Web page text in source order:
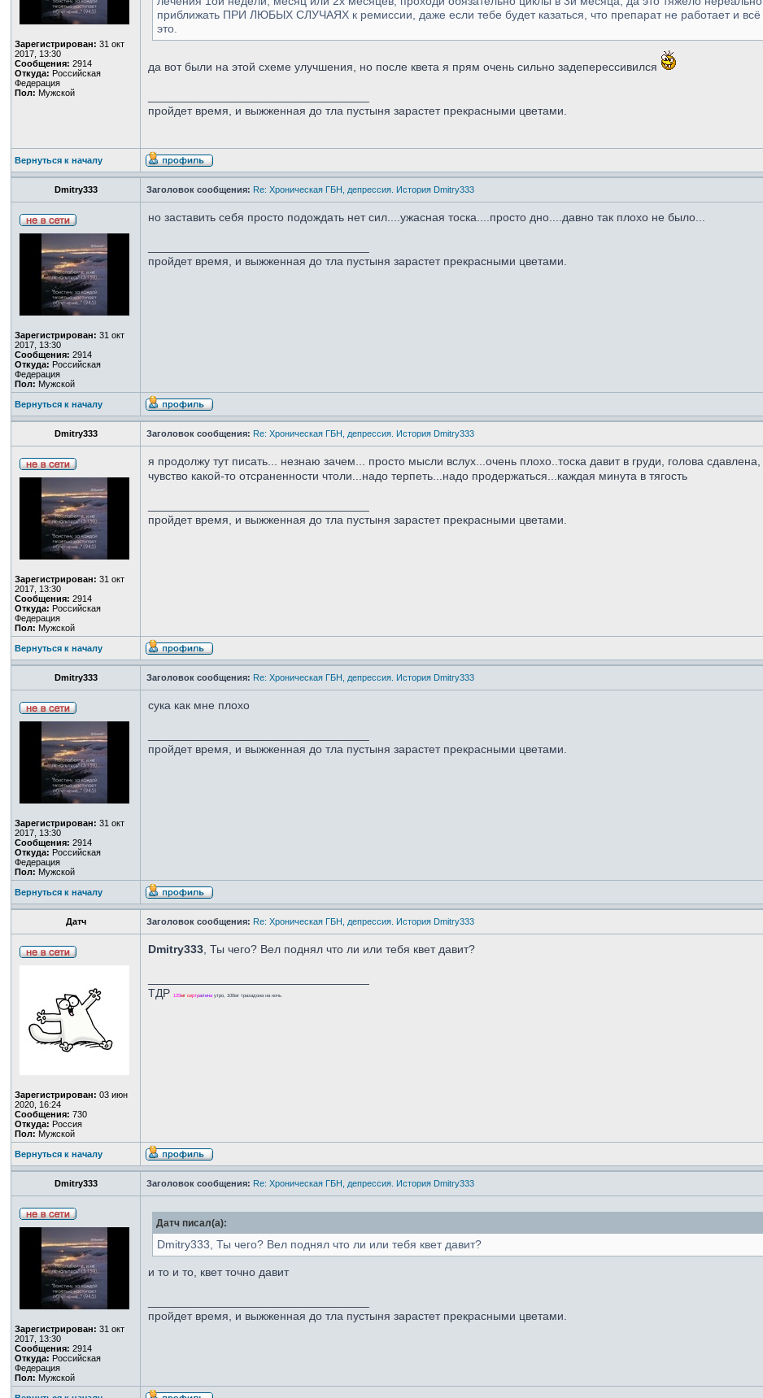
Зарегистрирован: 31 окт
2017, 13:30
Сообщения: 2914
Откуда: Российская
Федерация
Пол: Мужской
приближать ПРИ ЛЮБЫХ СЛУЧАЯХ к ремиссии, даже если тебе будет казаться, что препарат не работает и
это.
да вот были на этой схеме улучшения, но после квета я прям очень сильно задеперессивился
пройдет время, и выжженная до тла пустыня зарастет прекрасными цветами.
Вернуться к началу
Dmitry333 Заголовок сообщения: Re: Хроническая ГБН, депрессия. История Dmitry333
Зарегистрирован: 31 окт
2017, 13:30
Сообщения: 2914
Откуда: Российская
Федерация
Пол: Мужской
но заставить себя просто подождать нет сил....ужасная тоска....просто дно....давно так плохо не было...
пройдет время, и выжженная до тла пустыня зарастет прекрасными цветами.
Вернуться к началу
Dmitry333 Заголовок сообщения: Re: Хроническая ГБН, депрессия. История Dmitry333
Зарегистрирован: 31 окт
2017, 13:30
Сообщения: 2914
Откуда: Российская
Федерация
Пол: Мужской
я продолжу тут писать... незнаю зачем... просто мысли вслух...очень плохо..тоска давит в груди, голова
чувство какой-то отсраненности чтоли...надо терпеть...надо продержаться...каждая минута в тягость
пройдет время, и выжженная до тла пустыня зарастет прекрасными цветами.
Вернуться к началу
Dmitry333 Заголовок сообщения: Re: Хроническая ГБН, депрессия. История Dmitry333
Зарегистрирован: 31 окт
2017, 13:30
Сообщения: 2914
Откуда: Российская
Федерация
Пол: Мужской
сука как мне плохо
пройдет время, и выжженная до тла пустыня зарастет прекрасными цветами.
Вернуться к началу
Датч Заголовок сообщения: Re: Хроническая ГБН, депрессия. История Dmitry333
Зарегистрирован: 03 июн
2020, 16:24
Сообщения: 730
Откуда: Россия
Пол: Мужской
Dmitry333 , Ты чего? Вел поднял что ли или тебя квет давит?
ТДР125мг сертралина утро, 100мг тразадона на ночь
Вернуться к началу
Dmitry333 Заголовок сообщения: Re: Хроническая ГБН, депрессия. История Dmitry333
Зарегистрирован: 31 окт
2017, 13:30
Сообщения: 2914
Откуда: Российская
Федерация
Пол: Мужской
Датч писал(а):
Dmitry333, Ты чего? Вел поднял что ли или тебя квет давит?
и то и то, квет точно давит
пройдет время, и выжженная до тла пустыня зарастет прекрасными цветами.